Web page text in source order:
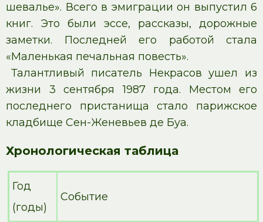
шевалье». Всего в эмиграции он выпустил 6
книг. Это были эссе, рассказы, дорожные
заметки. Последней его работой стала
«Маленькая печальная повесть».
Талантливый писатель Некрасов ушел из
жизни 3 сентября 1987 года. Местом его
последнего пристанища стало парижское
кладбище Сен-Женевьев де Буа.
Хронологическая таблица
Год
(годы)
Событие